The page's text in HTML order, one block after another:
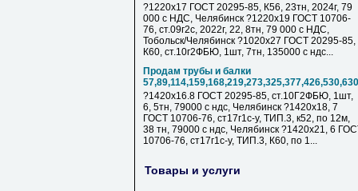
?1220х17 ГОСТ 20295-85, К56, 23тн, 2024г, 79
000 с НДC, Челябинск ?1220х19 ГОСТ 10706-
76, ст.09г2с, 2022г, 22, 8тн, 79 000 с НДC,
Тобольск/Челябинск ?1020х27 ГОСТ 20295-85,
К60, ст.10г2ФБЮ, 1шт, 7тн, 135000 с ндс...
Продам трубы и балки
?1420х16.8 ГОСТ 20295-85, ст.10Г2ФБЮ, 1шт,
6, 5тн, 79000 с ндс, Челябинск ?1420х18, 7
ГОСТ 10706-76, ст17г1с-у, ТИП.3, к52, по 12м,
38 тн, 79000 с ндс, Челябинск ?1420х21, 6
10706-76, ст17г1с-у, ТИП.3, К60, по 1...
Товары и услуги